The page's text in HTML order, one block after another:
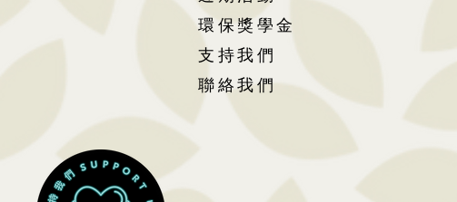
環保獎學金
支持我們
聯絡我們